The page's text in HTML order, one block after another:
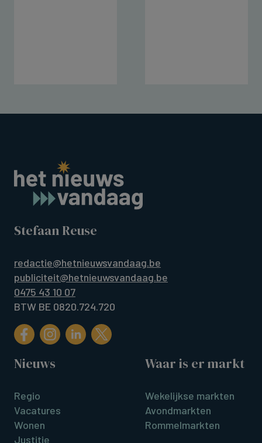
Stefaan Reuse
redactie@hetnieuwsvandaag.be
publiciteit@hetnieuwsvandaag.be
0475 43 10 07
BTW BE 0820.724.720
Nieuws
Regio
Vacatures
Wonen
Justitie
Waar is er markt
Wekelijkse markten
Avondmarkten
Rommelmarkten